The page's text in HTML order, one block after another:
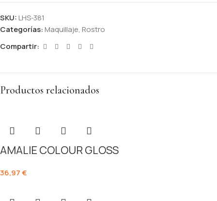
SKU:LHS-381
Categorías:Maquillaje, Rostro
Compartir:
Productos relacionados
AMALIE COLOUR GLOSS
36,97€